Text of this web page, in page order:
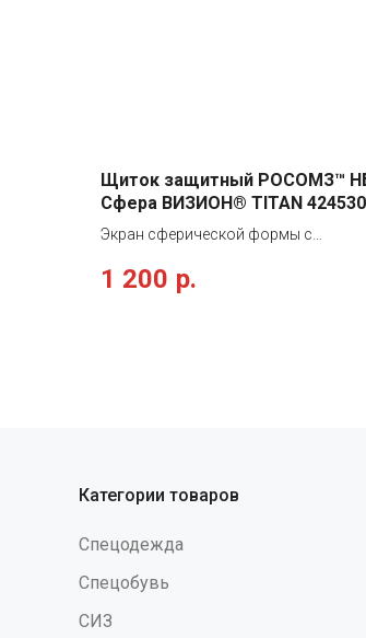
Щиток защитный РОСОМЗ™
Сфера ВИЗИОН® TITAN 424530
Экран сферической формы с
незапотевающего ударопрочного и
1 200 р.
Категории товаров
Спецодежда
Спецобувь
СИЗ